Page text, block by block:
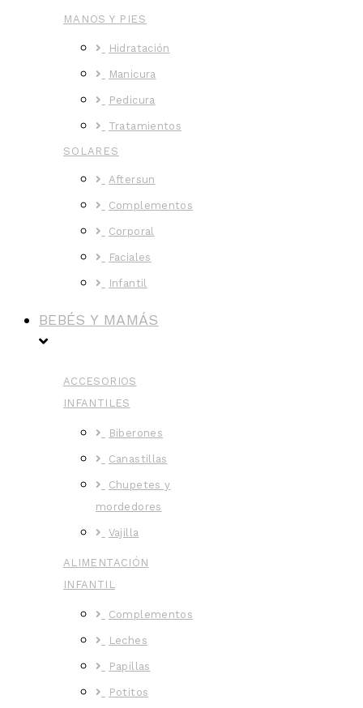
MANOS Y PIES
Hidratación
Manicura
Pedicura
Tratamientos
SOLARES
Aftersun
Complementos
Corporal
Faciales
Infantil
BEBÉS Y MAMÁS
ACCESORIOS
INFANTILES
Biberones
Canastillas
Chupetes y
mordedores
Vajilla
ALIMENTACIÓN
INFANTIL
Complementos
Leches
Papillas
Potitos